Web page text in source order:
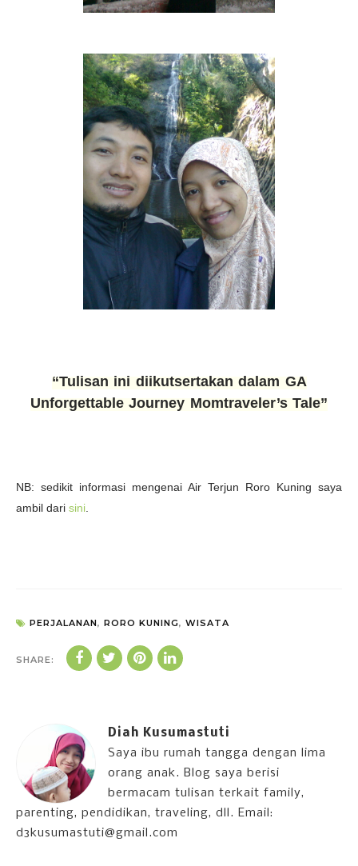
“Tulisan ini diikutsertakan dalam GA
Unforgettable Journey Momtraveler’s Tale”
NB: sedikit informasi mengenai Air Terjun Roro Kuning saya
ambil dari sini
PERJALANAN, RORO KUNING, WISATA
SHARE:
Diah Kusumastuti
Saya ibu rumah tangga dengan lima
orang anak. Blog saya berisi
bermacam tulisan terkait family,
parenting, pendidikan, traveling, dll. Email:
d3kusumastuti@gmail.com